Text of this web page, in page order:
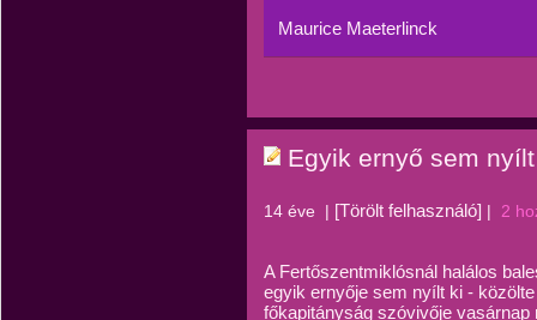
Maurice Maeterlinck
Egyik ernyő sem
14 éve | [Törölt felhasználó] | 2
A Fertőszentmiklósnál halálos
egyik ernyője sem nyílt ki -
főkapitányság szóvivője vasárnap